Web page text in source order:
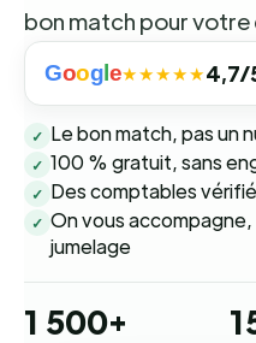
bon match pour
Goog e★★★★★4,7/
✓ Le bon match, pas un
✓ 100 % gratuit, sans
✓ Des comptables
✓ On vous
jumelage
1 500+